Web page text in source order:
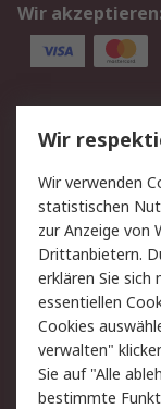
Wir
Service
Value Added
Hilfe
Rechtliches
AGB
Cookie-
Copyright/
Wir
Wir verwenden
statistischen
zur Anzeige von
Drittanbietern.
erklären Sie sich
essentiellen
Cookies
verwalten"
Sie auf "Alle
bestimmte